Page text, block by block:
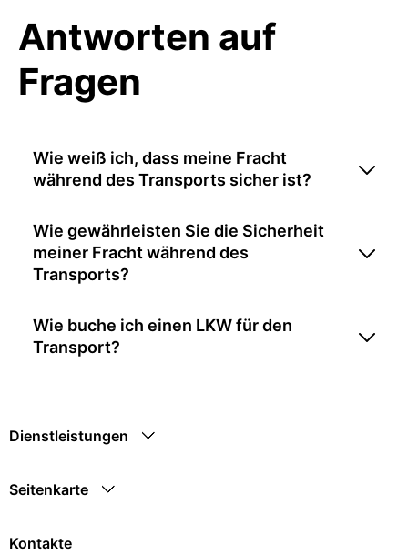
Antworten auf
Fragen
Wie weiß ich, dass meine Fracht
während des Transports sicher ist?
Wie gewährleisten Sie die Sicherheit
meiner Fracht während des
Transports?
Wie buche ich einen LKW für den
Transport?
Dienstleistungen
Seitenkarte
Kontakte